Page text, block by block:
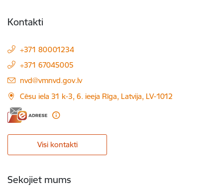
Kontakti
+371 80001234
+371 67045005
E-pasts:
nvd@vmnvd.gov.lv
Cēsu iela 31 k-3, 6. ieeja Rīga, Latvija, LV-1012
Visi kontakti
Sekojiet mums